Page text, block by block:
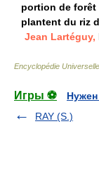
portion de forêt
plantent du riz
Jean Lartéguy,
Encyclopédie Universelle
Игры ⚽
RAY (S.)